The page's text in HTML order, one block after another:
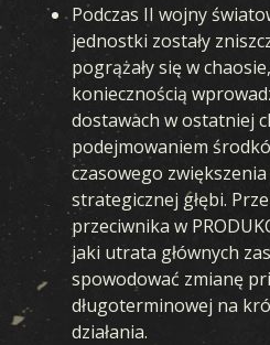
Podczas II wojny
jednostki zostały
pogrążały się w
koniecznością
dostawach w ostatniej
podejmowaniem
czasowego
strategicznej głębi.
przeciwnika w
jaki utrata głównych
spowodować zmianę
długoterminowej na
działania.